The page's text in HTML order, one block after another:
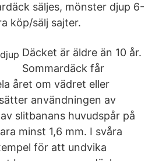
säljes, mönster djup 6-
köp/sälj sajter.
Däcket är äldre än 10 år.
Sommardäck får
året om vädret eller
användningen av
slitbanans huvudspår på
minst 1,6 mm. I svåra
för att undvika